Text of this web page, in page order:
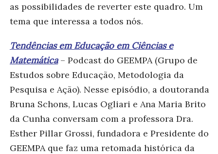
as possibilidades de reverter este quadro. Um
tema que interessa a todos nós.
Tendências em Educação em Ciências e
Matemática– Podcast do GEEMPA (Grupo de
Estudos sobre Educação, Metodologia da
Pesquisa e Ação). Nesse episódio, a doutoranda
Bruna Schons, Lucas Ogliari e Ana Maria Brito
da Cunha conversam com a professora Dra.
Esther Pillar Grossi, fundadora e Presidente do
GEEMPA que faz uma retomada histórica da